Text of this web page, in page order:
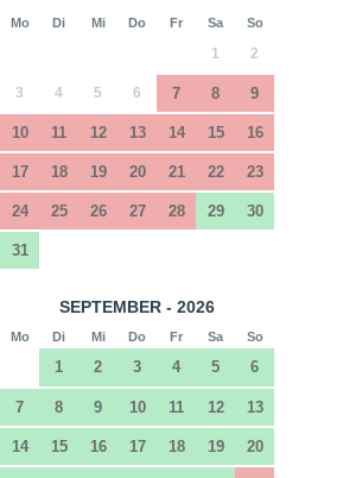
Mo Di Mi Do Fr Sa So
1 2
3 4 5 6 7 8 9
10 11 12 13 14 15 16
17 18 19 20 21 22 23
24 25 26 27 28 29 30
31
SEPTEMBER - 2026
Mo Di Mi Do Fr Sa So
1 2 3 4 5 6
7 8 9 10 11 12 13
14 15 16 17 18 19 20